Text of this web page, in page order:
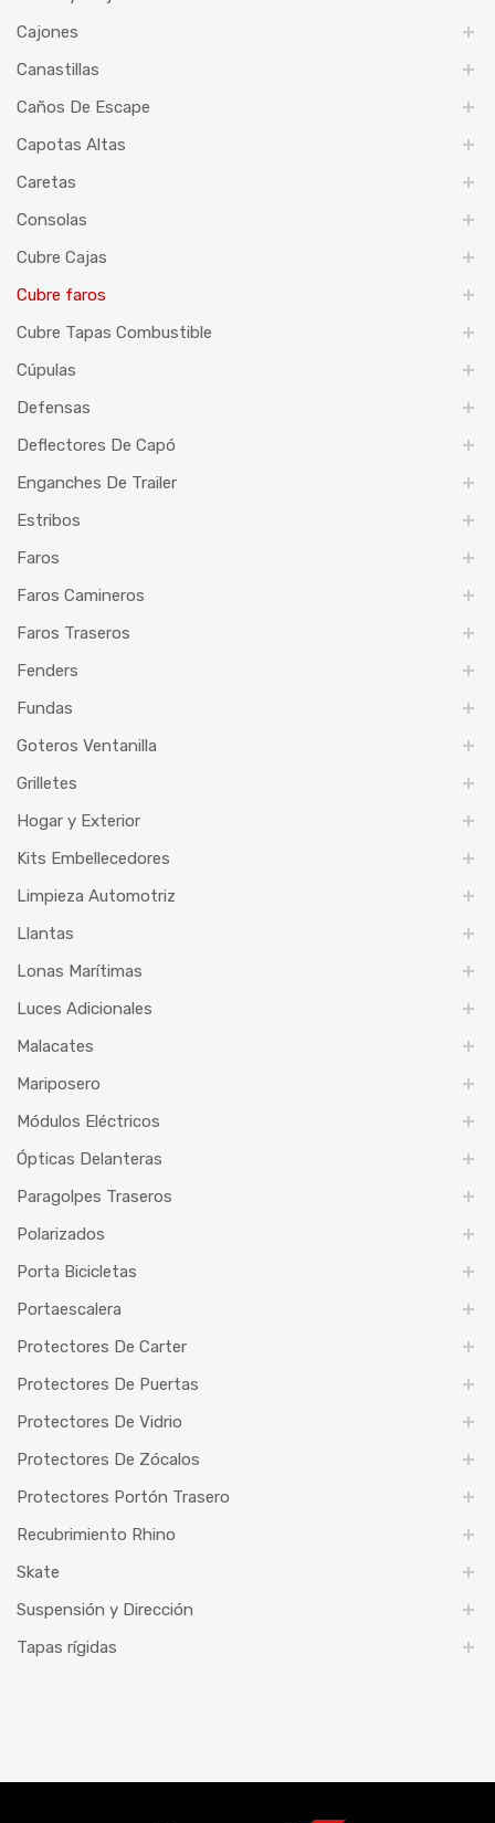
Cajones
Canastillas
Caños De Escape
Capotas Altas
Caretas
Consolas
Cubre Cajas
Cubre faros
Cubre Tapas Combustible
Cúpulas
Defensas
Deflectores De Capó
Enganches De Trailer
Estribos
Faros
Faros Camineros
Faros Traseros
Fenders
Fundas
Goteros Ventanilla
Grilletes
Hogar y Exterior
Kits Embellecedores
Limpieza Automotriz
Llantas
Lonas Marítimas
Luces Adicionales
Malacates
Mariposero
Módulos Eléctricos
Ópticas Delanteras
Paragolpes Traseros
Polarizados
Porta Bicicletas
Portaescalera
Protectores De Carter
Protectores De Puertas
Protectores De Vidrio
Protectores De Zócalos
Protectores Portón Trasero
Recubrimiento Rhino
Skate
Suspensión y Dirección
Tapas rígidas